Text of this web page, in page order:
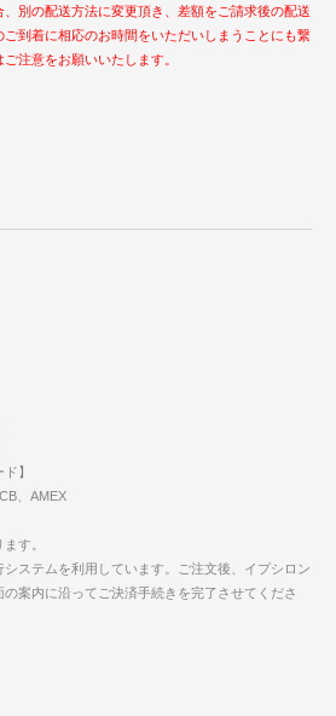
別の配送方法に変更頂き、差額をご請求後の配送
ご到着に相応のお時間をいただいしまうことにも繋
注意をお願いいたします。
】
、AMEX
す。
ステムを利用しています。ご注文後、イプシロン
案内に沿ってご決済手続きを完了させてくださ